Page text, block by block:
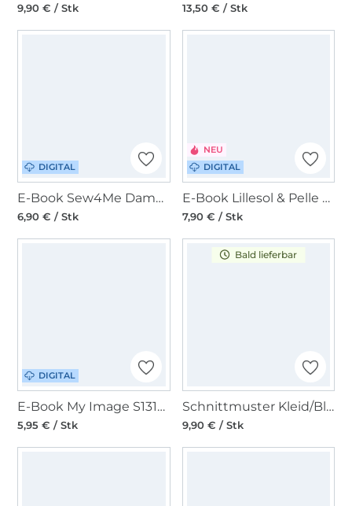
9,90 € / Stk 13,50 € / Stk
DIGITAL
E-Book Sew4Me Damenbluse Peony
6,90 € / Stk
NEU
DIGITAL
E-Book Lillesol & Pelle Fledermausbluse Malaga Damen
7,90 € / Stk
DIGITAL
E-Book My Image S1310 Bluse Muriel
5,95 € / Stk
Bald lieferbar
Schnittmuster Kleid/Bluse, Burda 5639
9,90 € / Stk